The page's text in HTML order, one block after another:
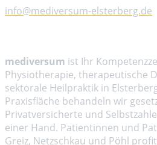
info@mediversum-elsterberg.de
mediversum ist Ihr
Physiotherapie, therapeutische
sektorale Heilpraktik in
Praxisfläche behandeln wir
Privatversicherte und
einer Hand. Patientinnen und
Greiz, Netzschkau und Pöhl